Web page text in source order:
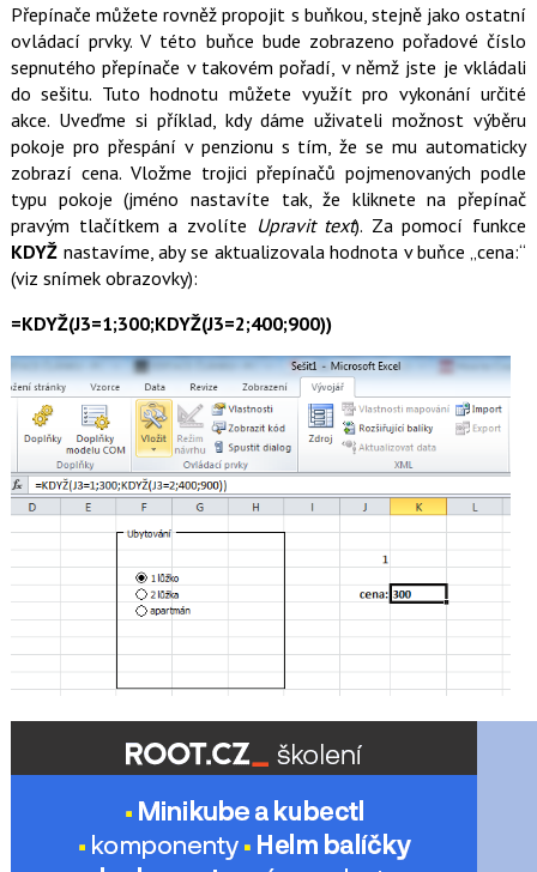
Přepínače můžete rovněž propojit s buňkou, stejně jako ostatní
ovládací prvky. V této buňce bude zobrazeno pořadové číslo
sepnutého přepínače v takovém pořadí, v němž jste je vkládali
do sešitu. Tuto hodnotu můžete využít pro vykonání určité
akce. Uveďme si příklad, kdy dáme uživateli možnost výběru
pokoje pro přespání v penzionu s tím, že se mu automaticky
zobrazí cena. Vložme trojici přepínačů pojmenovaných podle
typu pokoje (jméno nastavíte tak, že kliknete na přepínač
pravým tlačítkem a zvolíte Upravit text). Za pomocí funkce
KDYŽnastavíme, aby se aktualizovala hodnota v buňce „cena:“
(viz snímek obrazovky):
=KDYŽ(J3=1;300;KDYŽ(J3=2;400;900))